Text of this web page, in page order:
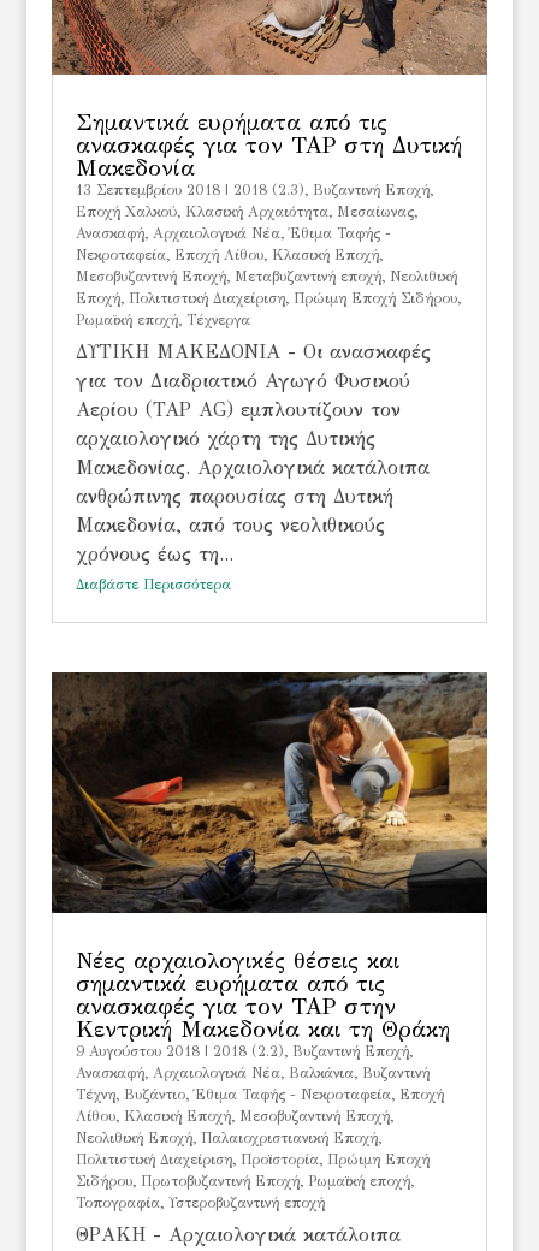
Σημαντικά ευρήματα από τις
ανασκαφές για τον ΤΑΡ στη Δυτική
Μακεδονία
13 Σεπτεμβρίου 2018| 2018 (2.3) Bυζαντινή Εποχή,
Eποχή Χαλκού, Kλασική Αρχαιότητα, Mεσαίωνας,
Ανασκαφή, Αρχαιολογικά Νέα,Έθιμα Ταφής -
Νεκροταφεία, Εποχή Λίθου, Κλασική Εποχή,
Μεσοβυζαντινή Εποχή, Μεταβυζαντινή εποχή, Νεολιθική
Εποχή, Πολιτιστική Διαχείριση, Πρώιμη Εποχή Σιδήρου,
Ρωμαϊκή εποχή, Τέχνεργα
ΔΥΤΙΚΗ ΜΑΚΕΔΟΝΙΑ - Οι ανασκαφές
για τον Διαδριατικό Αγωγό Φυσικού
Αερίου (ΤΑΡ AG) εμπλουτίζουν τον
αρχαιολογικό χάρτη της Δυτικής
Μακεδονίας. Αρχαιολογικά κατάλοιπα
ανθρώπινης παρουσίας στη Δυτική
Μακεδονία, από τους νεολιθικούς
χρόνους έως τη...
Διαβάστε Περισσότερα
Νέες αρχαιολογικές θέσεις και
σημαντικά ευρήματα από τις
ανασκαφές για τον ΤΑΡ στην
Κεντρική Μακεδονία και τη Θράκη
9 Αυγούστου 2018| 2018 (2.2), Bυζαντινή Εποχή,
Ανασκαφή, Αρχαιολογικά Νέα, Βαλκάνια, Βυζαντινή
Τέχνη, Βυζάντιο,Έθιμα Ταφής - Νεκροταφεία, Εποχή
Λίθου, Κλασική Εποχή, Μεσοβυζαντινή Εποχή,
Νεολιθική Εποχή, Παλαιοχριστιανική Εποχή,
Πολιτιστική Διαχείριση, Προϊστορία, Πρώιμη Εποχή
Σιδήρου, Πρωτοβυζαντινή Εποχή, Ρωμαϊκή εποχή,
Τοπογραφία, Υστεροβυζαντινή εποχή
ΘΡΑΚΗ - Αρχαιολογικά κατάλοιπα